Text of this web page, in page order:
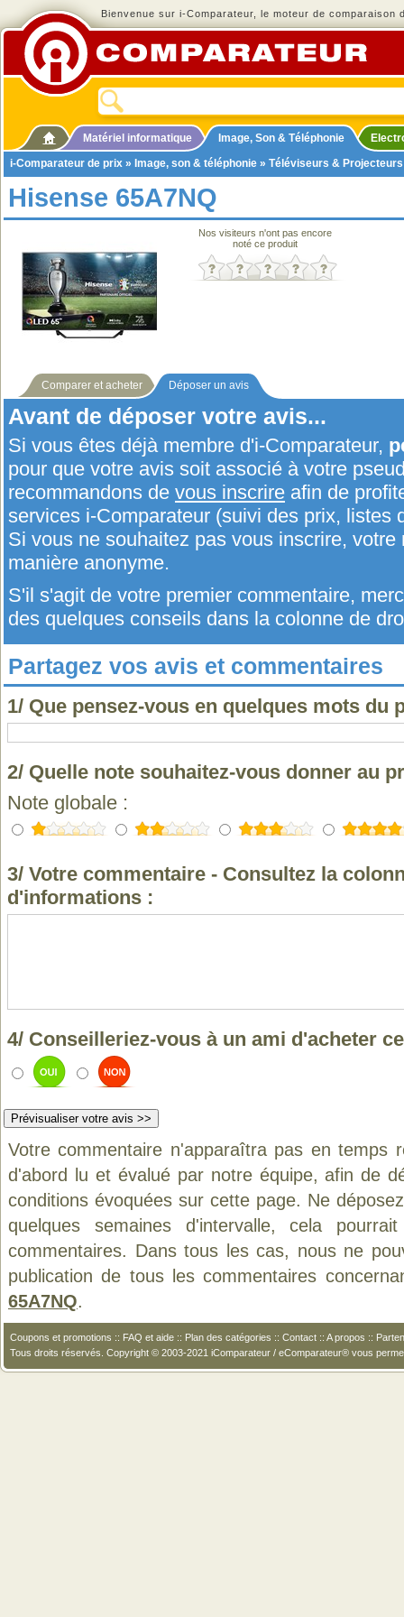
Bienvenue sur i-Comparateur, le moteur de comparaison
Matériel informatique Image, Son & Téléphonie
i-Comparateur de prix » Image, son & téléphonie » Téléviseurs & Projecteurs
Hisense 65A7NQ
Nos visiteurs n'ont pas encore
noté ce produit
Comparer et acheter Déposer un avis
Avant de déposer votre avis...
Si vous êtes déjà membre d'i-Comparateur,
pour que votre avis soit associé à votre
recommandons de vous inscrire afin de
services i-Comparateur (suivi des prix, listes
Si vous ne souhaitez pas vous inscrire,
manière anonyme.
S'il s'agit de votre premier commentaire,
des quelques conseils dans la colonne de
Partagez vos avis et commentaires
1/ Que pensez-vous en quelques mots du
2/ Quelle note souhaitez-vous donner au
Note globale :
3/ Votre commentaire - Consultez la
d'informations :
4/ Conseilleriez-vous à un ami d'acheter
Votre commentaire n'apparaîtra pas en temps
d'abord lu et évalué par notre équipe, afin de
conditions évoquées sur cette page. Ne
quelques semaines d'intervalle, cela
commentaires. Dans tous les cas, nous ne
publication de tous les commentaires
65A7NQ.
Coupons et promotions :: FAQ et aide :: Plan des catégories :: Contact :: A propos ::
Tous droits réservés. Copyright © 2003-2021 iComparateur / eComparateur® vous